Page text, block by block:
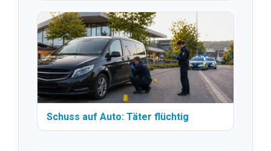
Schuss auf Auto: Täter flüchtig